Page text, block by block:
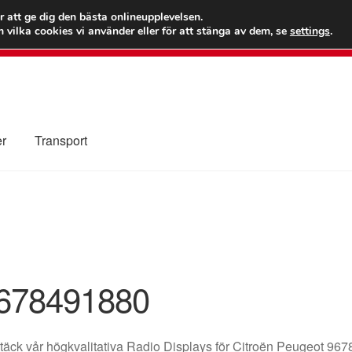
kr
Ring
Transport
vår högkvalitativa Radio Displays för Citroën Peugeot
att ge dig den bästa onlineupplevelsen.
vilka cookies vi använder eller för att stänga av dem, se settings.